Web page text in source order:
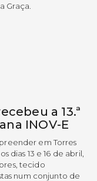
Graça.
a 13.ª
INOV-E
em Torres
dias 13 e 16 de abril,
tecido
num conjunto de